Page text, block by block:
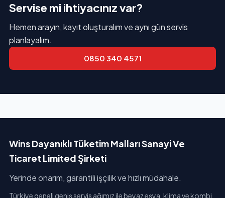
Servise mi ihtiyacınız var?
Hemen arayın, kayıt oluşturalım ve aynı gün servis
planlayalım.
0850 340 4571
Wins Dayanıklı Tüketim Malları Sanayi Ve
Ticaret Limited Şirketi
Yerinde onarım, garantili işçilik ve hızlı müdahale.
Türkiye geneli geniş servis ağımız ile beyaz eşya, klima ve kombi